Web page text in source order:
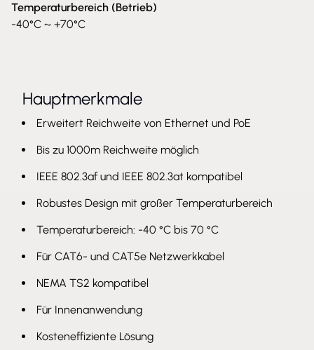
Temperaturbereich (Betrieb)
-40°C ~ +70°C
Hauptmerkmale
Erweitert Reichweite von Ethernet und PoE
Bis zu 1000m Reichweite möglich
IEEE 802.3af und IEEE 802.3at kompatibel
Robustes Design mit großer Temperaturbereich
Temperaturbereich: -40 °C bis 70 °C
Für CAT6- und CAT5e Netzwerkkabel
NEMA TS2 kompatibel
Für Innenanwendung
Kosteneffiziente Lösung